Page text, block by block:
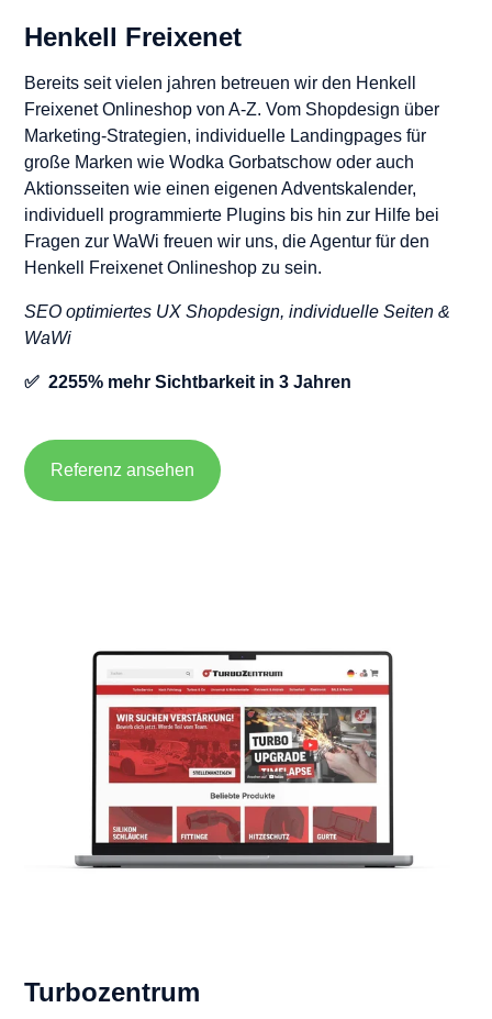
Henkell Freixenet
Bereits seit vielen jahren betreuen wir den Henkell
Freixenet Onlineshop von A-Z. Vom Shopdesign über
Marketing-Strategien, individuelle Landingpages für
große Marken wie Wodka Gorbatschow oder auch
Aktionsseiten wie einen eigenen Adventskalender,
individuell programmierte Plugins bis hin zur Hilfe bei
Fragen zur WaWi freuen wir uns, die Agentur für den
Henkell Freixenet Onlineshop zu sein.
SEO optimiertes UX Shopdesign, individuelle Seiten &
WaWi
✅ 2255% mehr Sichtbarkeit in 3 Jahren
Referenz ansehen
Turbozentrum